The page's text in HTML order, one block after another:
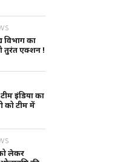
विभाग का
तुरंत एक्शन !
इंडिया का
को टीम में
लेकर